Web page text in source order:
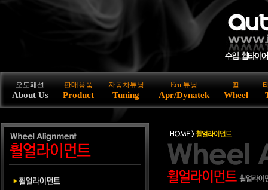
오토패션
About Us
판매용품
Product
자동차튜닝
Tuning
Ecu 튜닝
Apr/Dynatek
휠
Wheel